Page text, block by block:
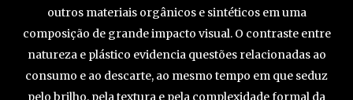
outros materiais orgânicos e sintéticos em uma
composição de grande impacto visual. O contraste entre
natureza e plástico evidencia questões relacionadas ao
consumo e ao descarte, ao mesmo tempo em que seduz
pelo brilho, pela textura e pela complexidade formal da